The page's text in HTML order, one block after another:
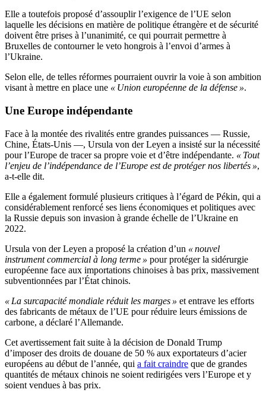
Elle a toutefois proposé d’assouplir l’exigence de l’UE selon
laquelle les décisions en matière de politique étrangère et de sécurité
doivent être prises à l’unanimité, ce qui pourrait permettre à
Bruxelles de contourner le veto hongrois à l’envoi d’armes à
l’Ukraine.
Selon elle, de telles réformes pourraient ouvrir la voie à son ambition
visant à mettre en place une « Union européenne de la défense ».
Une Europe indépendante
Face à la montée des rivalités entre grandes puissances — Russie,
Chine, États-Unis —, Ursula von der Leyen a insisté sur la nécessité
pour l’Europe de tracer sa propre voie et d’être indépendante. « Tout
l’enjeu de l’indépendance de l’Europe est de protéger nos libertés »,
a-t-elle dit.
Elle a également formulé plusieurs critiques à l’égard de Pékin, qui a
considérablement renforcé ses liens économiques et politiques avec
la Russie depuis son invasion à grande échelle de l’Ukraine en
2022.
Ursula von der Leyen a proposé la création d’un « nouvel
instrument commercial à long terme » pour protéger la sidérurgie
européenne face aux importations chinoises à bas prix, massivement
subventionnées par l’État chinois.
« La surcapacité mondiale réduit les marges » et entrave les efforts
des fabricants de métaux de l’UE pour réduire leurs émissions de
carbone, a déclaré l’Allemande.
Cet avertissement fait suite à la décision de Donald Trump
d’imposer des droits de douane de 50 % aux exportateurs d’acier
européens au début de l’année, qui a fait craindre que de grandes
quantités de métaux chinois ne soient redirigées vers l’Europe et y
soient vendues à bas prix.